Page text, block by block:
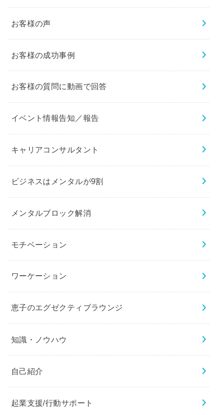
お客様の声
お客様の成功事例
お客様の質問に動画で回答
イベント情報告知／報告
キャリアコンサルタント
ビジネスはメンタルが9割
メンタルブロック解消
モチベーション
ワーケーション
恵子のエグゼクティブラウンジ
知識・ノウハウ
自己紹介
起業支援/行動サポート